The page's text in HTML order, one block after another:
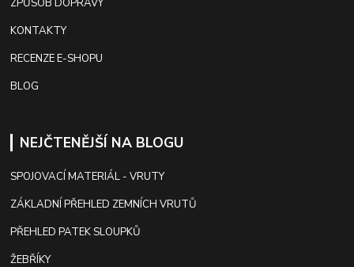
ZPŮSOB DOPRAVY
KONTAKTY
RECENZE E-SHOPU
BLOG
NEJČTENĚJŠÍ NA BLOGU
SPOJOVACÍ MATERIÁL - VRUTY
ZÁKLADNÍ PŘEHLED ZEMNÍCH VRUTŮ
PŘEHLED PATEK SLOUPKŮ
ŽEBŘÍKY